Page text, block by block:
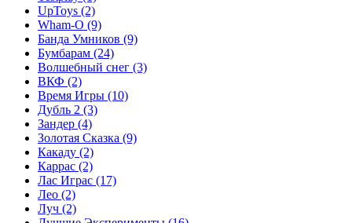
UpToys (2)
Wham-O (9)
Банда Умников (9)
Бумбарам (24)
Волшебный снег (3)
ВКФ (2)
Время Игры (10)
Дубль 2 (3)
Зандер (4)
Золотая Сказка (9)
Какаду (2)
Каррас (2)
Лас Играс (17)
Лео (2)
Луч (2)